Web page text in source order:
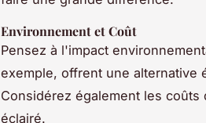
Environnement et Coût
Pensez à l'impact
exemple, offrent une alternative
Considérez également les
éclairé.